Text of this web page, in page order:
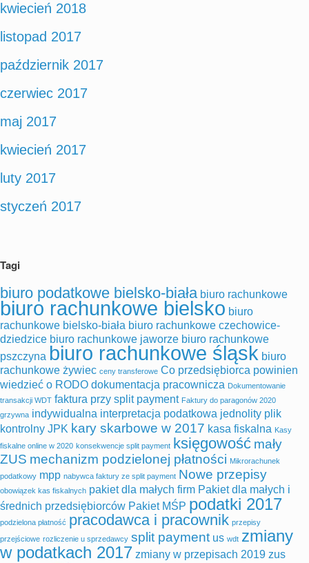
kwiecień 2018
listopad 2017
październik 2017
czerwiec 2017
maj 2017
kwiecień 2017
luty 2017
styczeń 2017
Tagi
biuro podatkowe bielsko-biała biuro rachunkowe
biuro rachunkowe bielsko biuro
rachunkowe bielsko-biała biuro rachunkowe czechowice-
dziedzice biuro rachunkowe jaworze biuro rachunkowe
pszczyna biuro rachunkowe śląsk biuro
rachunkowe żywiec ceny transferowe Co przedsiębiorca powinien
wiedzieć o RODO dokumentacja pracownicza Dokumentowanie
transakcji WDT faktura przy split payment Faktury do paragonów 2020
grzywna indywidualna interpretacja podatkowa jednolity plik
kontrolny JPK kary skarbowe w 2017 kasa fiskalna Kasy
fiskalne online w 2020 konsekwencje split payment księgowość mały
ZUS mechanizm podzielonej płatności Mikrorachunek
podatkowy mpp nabywca faktury ze split payment Nowe przepisy
obowiązek kas fiskalnych pakiet dla małych firm Pakiet dla małych i
średnich przedsiębiorców Pakiet MŚP podatki 2017
podzielona płatność pracodawca i pracownik przepisy
przejściowe rozliczenie u sprzedawcy split payment us wdt zmiany
w podatkach 2017 zmiany w przepisach 2019 zus